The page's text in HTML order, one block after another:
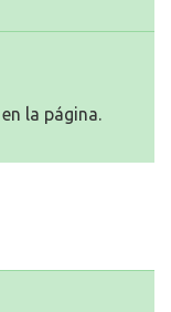
la página.